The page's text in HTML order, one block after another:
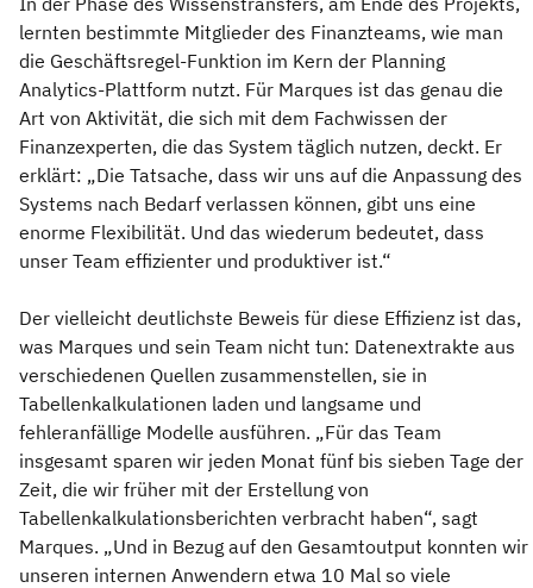
lernten bestimmte Mitglieder des Finanzteams, wie man
die Geschäftsregel-Funktion im Kern der Planning
Analytics-Plattform nutzt. Für Marques ist das genau die
Art von Aktivität, die sich mit dem Fachwissen der
Finanzexperten, die das System täglich nutzen, deckt. Er
erklärt: „Die Tatsache, dass wir uns auf die Anpassung des
Systems nach Bedarf verlassen können, gibt uns eine
enorme Flexibilität. Und das wiederum bedeutet, dass
unser Team effizienter und produktiver ist.“
Der vielleicht deutlichste Beweis für diese Effizienz ist das,
was Marques und sein Team nicht tun: Datenextrakte aus
verschiedenen Quellen zusammenstellen, sie in
Tabellenkalkulationen laden und langsame und
fehleranfällige Modelle ausführen. „Für das Team
insgesamt sparen wir jeden Monat fünf bis sieben Tage der
Zeit, die wir früher mit der Erstellung von
Tabellenkalkulationsberichten verbracht haben“, sagt
Marques. „Und in Bezug auf den Gesamtoutput konnten wir
unseren internen Anwendern etwa 10 Mal so viele